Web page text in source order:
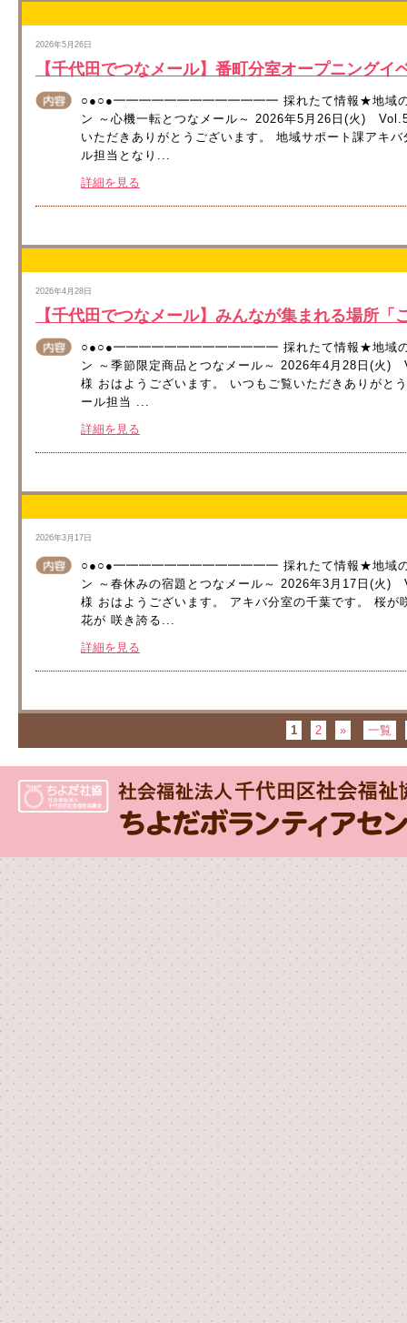
2026年5月26日
【千代田でつなメール】番町分室オープニングイ
○●○●━━━━━━━━━━━━━ 採れたて情報★地域の「今
ン ～心機一転とつなメール～ 2026年5月26日(
いただきありがとうございます。 地域サポート課アキ
ル担当となり...
詳細を見る
2026年4月28日
【千代田でつなメール】みんなが集まれる場所
○●○●━━━━━━━━━━━━━ 採れたて情報★地域の「今
ン ～季節限定商品とつなメール～ 2026年4月
様 おはようございます。 いつもご覧いただきありがと
ール担当 ...
詳細を見る
2026年3月17日
○●○●━━━━━━━━━━━━━ 採れたて情報★地域の「今
ン ～春休みの宿題とつなメール～ 2026年3月
様 おはようございます。 アキバ分室の千葉です。 桜
花が 咲き誇る...
詳細を見る
1 2 » 一覧